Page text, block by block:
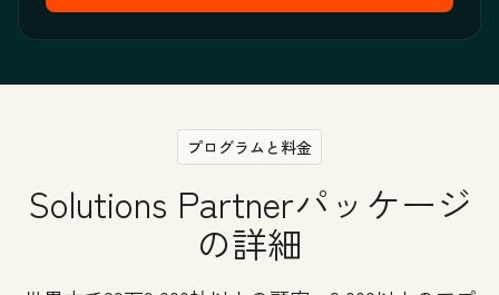
プログラムと料金
Solutions Partnerパッケージ
の詳細